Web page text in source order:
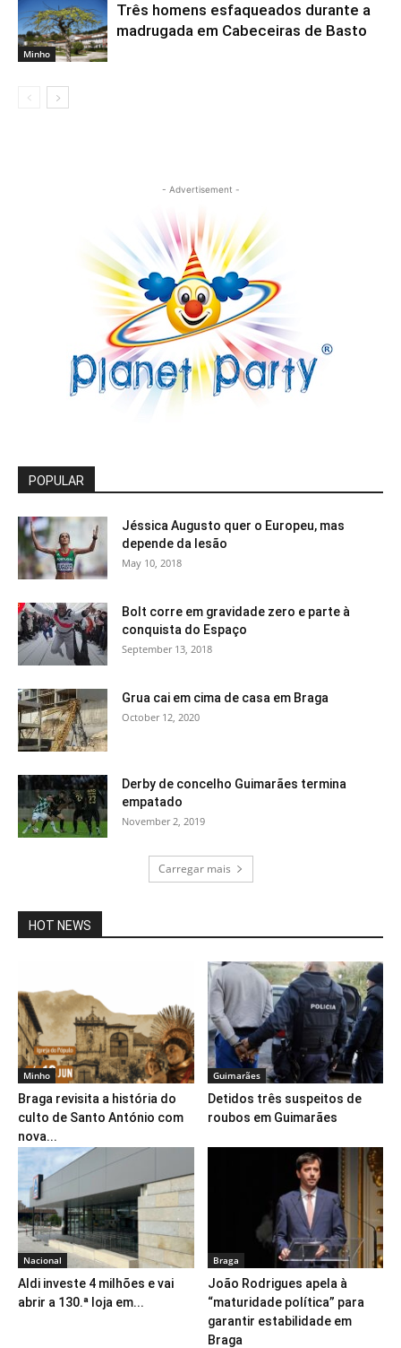
Minho
Três homens esfaqueados durante a
madrugada em Cabeceiras de Basto
- Advertisement -
POPULAR
Jéssica Augusto quer o Europeu, mas
depende da lesão
May 10, 2018
Bolt corre em gravidade zero e parte à
conquista do Espaço
September 13, 2018
Grua cai em cima de casa em Braga
October 12, 2020
Derby de concelho Guimarães termina
empatado
November 2, 2019
Carregar mais
HOT NEWS
Minho
Braga revisita a história do
culto de Santo António com
nova...
Guimarães
Detidos três suspeitos de
roubos em Guimarães
Nacional
Aldi investe 4 milhões e vai
abrir a 130.ª loja em...
Braga
João Rodrigues apela à
“maturidade política” para
garantir estabilidade em
Braga